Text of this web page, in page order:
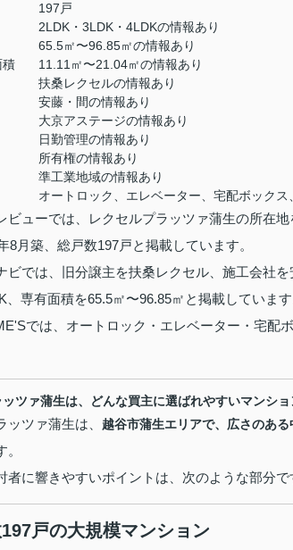
197戸
2LDK・3LDK・4LDKの情報あり
65.5㎡〜96.85㎡の情報あり
積
11.11㎡〜21.04㎡の情報あり
扶桑レクセルの情報あり
安藤・間の情報あり
大京アステージの情報あり
日勤管理の情報あり
所有権の情報あり
準工業地域の情報あり
オートロック、エレベーター、宅配ボック
ビューでは、レクセルプラッツァ蒲生の所在
8月築、総戸数197戸と掲載しています。
ビでは、旧分譲主を扶桑レクセル、施工会社
、専有面積を65.5㎡〜96.85㎡と掲載しています
では、オートロック・エレベーター・宅配
ッツァ蒲生は、どんな買主に選ばれやすいマンシ
ッツァ蒲生は、 越谷市蒲生エリアで、広さのあ
者に響きやすいポイントは、次のような部分で
戸の大規模マンション